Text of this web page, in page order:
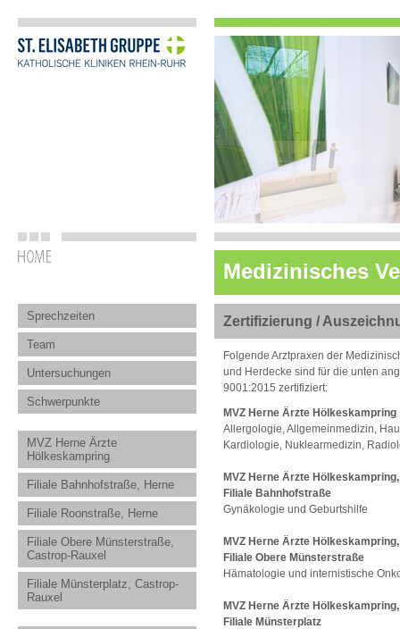
Medizinisches
Sprechzeiten
Team
Untersuchungen
Schwerpunkte
MVZ Herne Ärzte
Hölkeskampring
Filiale Bahnhofstraße, Herne
Filiale Roonstraße, Herne
Filiale Obere Münsterstraße,
Castrop-Rauxel
Filiale Münsterplatz, Castrop-
Rauxel
Zertifizierung /
Folgende Arztpraxen der
und Herdecke sind für die unten
9001:2015 zertifiziert:
MVZ Herne Ärzte Hölkeskampring
Allergologie, Allgemeinmedizin,
Kardiologie, Nuklearmedizin,
MVZ Herne Ärzte Hölkeskampring,
Filiale Bahnhofstraße
Gynäkologie und Geburtshilfe
MVZ Herne Ärzte Hölkeskampring,
Filiale Obere Münsterstraße
Hämatologie und internistische
MVZ Herne Ärzte Hölkeskampring,
Filiale Münsterplatz